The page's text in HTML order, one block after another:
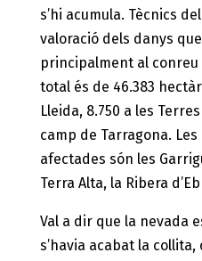
s’hi acumula. Tècnics
valoració dels danys
principalment al conreu
total és de 46.383
Lleida, 8.750 a les
camp de Tarragona.
afectades són les
Terra Alta, la Ribera
Val a dir que la nevada
s’havia acabat la